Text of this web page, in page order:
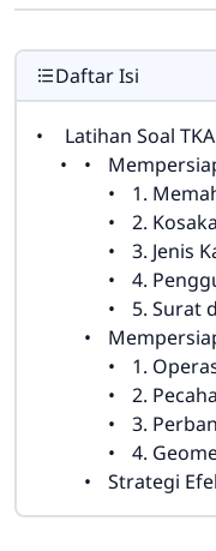
Daftar Isi
Latihan Soal TKA Bahasa
1. Memahami
2.
3. Jenis
4.
5. Surat dan
1. Operasi
2. Pecahan,
3.
4. Geometri dan
Strategi